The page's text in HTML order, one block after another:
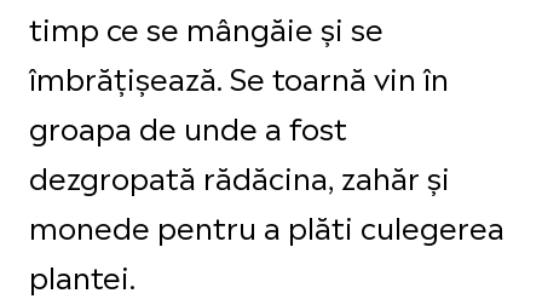
timp ce se mângăie și se
îmbrățișează. Se toarnă vin în
groapa de unde a fost
dezgropată rădăcina, zahăr și
monede pentru a plăti culegerea
plantei.